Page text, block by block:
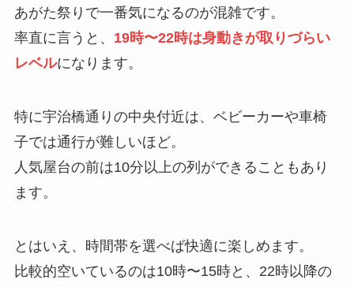
あがた祭りで一番気になるのが混雑です。
率直に言うと、 19時〜22時は身動きが取りづらい
レベルになります。
特に宇治橋通りの中央付近は、ベビーカーや車椅
子では通行が難しいほど。
人気屋台の前は10分以上の列ができることもあり
ます。
とはいえ、時間帯を選べば快適に楽しめます。
比較的空いているのは10時〜15時と、22時以降の